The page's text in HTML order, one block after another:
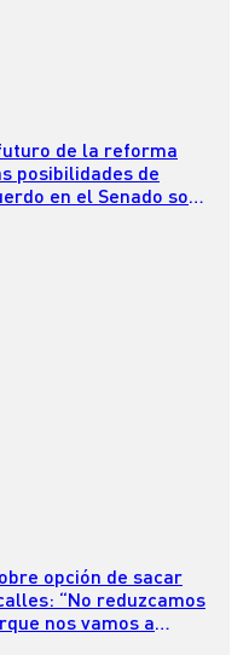
de la reforma
posibilidades de
en el Senado son
opción de sacar
“No reduzcamos
nos vamos a